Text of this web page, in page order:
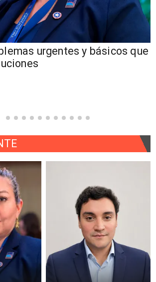
de seguridad que ha tenido
Pucón"